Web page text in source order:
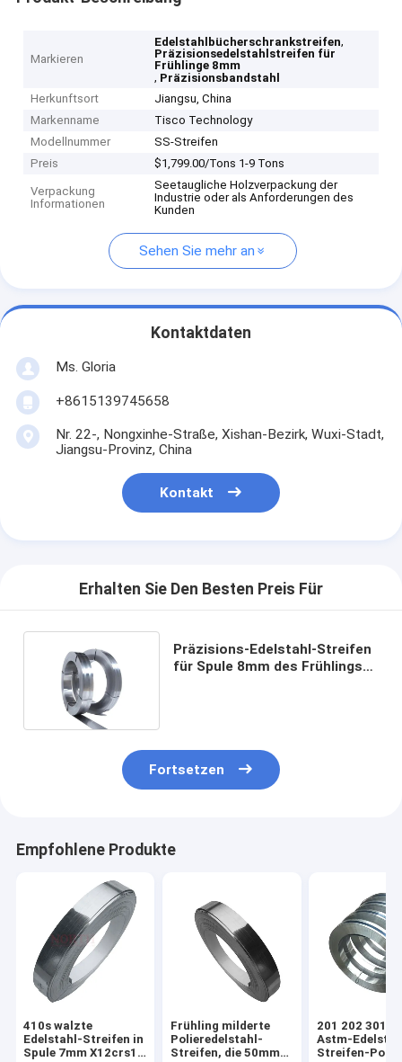
Markieren
Edelstahlbücherschrankstreifen,
Präzisionsedelstahlstreifen für
Frühlinge 8mm
, Präzisionsbandstahl
Herkunftsort
Jiangsu, China
Markenname
Tisco Technology
Modellnummer
SS-Streifen
Preis
$1,799.00/Tons 1-9 Tons
Verpackung
Informationen
Seetaugliche Holzverpackung der
Industrie oder als Anforderungen des
Kunden
Sehen Sie mehr an
Kontaktdaten
Ms. Gloria
+8615139745658
Nr. 22-, Nongxinhe-Straße, Xishan-Bezirk, Wuxi-Stadt,
Jiangsu-Provinz, China
Kontakt
Erhalten Sie Den Besten Preis Für
Präzisions-Edelstahl-Streifen
für Spule 8mm des Frühlings-
Fortsetzen
Empfohlene Produkte
410s walzte
Edelstahl-Streifen in
Spule 7mm X12crs13
Frühling milderte
Polieredelstahl-
Streifen, die 50mm
201 202 301
Astm-
Streifen-